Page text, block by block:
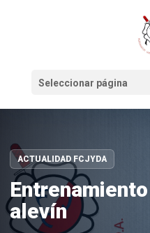
Seleccionar página
ACTUALIDAD FCJYDA
alevín